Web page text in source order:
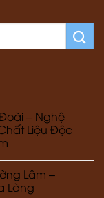
– Nghệ
Liệu Độc
Lâm –
Làng